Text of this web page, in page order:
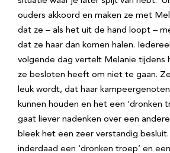
ouders akkoord en maken ze met
dat ze – als het uit de hand loopt –
dat ze haar dan komen halen.
volgende dag vertelt Melanie tijdens
ze besloten heeft om niet te gaan.
leuk wordt, dat haar
kunnen houden en het een ‘dronken
gaat liever nadenken over een
bleek het een zeer verstandig
inderdaad een ‘dronken troep’ en